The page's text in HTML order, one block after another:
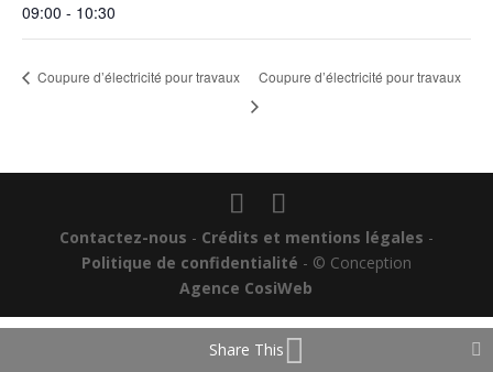
09:00 - 10:30
Coupure d’électricité pour travaux Coupure d’électricité pour travaux
Contactez-nous - Crédits et mentions légales -
Politique de confidentialité - © Conception
Agence CosiWeb
Share This